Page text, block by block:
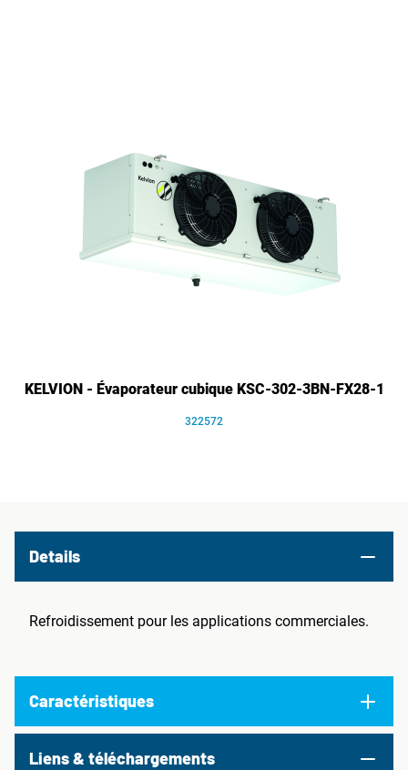
KELVION - Évaporateur cubique KSC-302-3BN-FX28-1
322572
Details
Refroidissement pour les applications commerciales.
Caractéristiques
Liens & téléchargements